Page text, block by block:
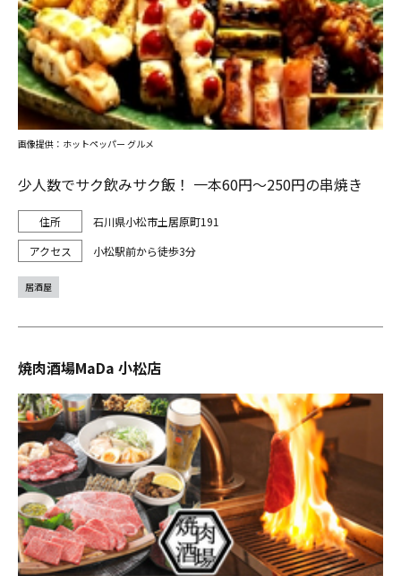
少人数でサク飲みサク飯！ 一本60円～250円の串焼き
石川県小松市土居原町191
小松駅前から徒歩3分
画像提供：ホットペッパー グルメ
居酒屋
焼肉酒場MaDa 小松店